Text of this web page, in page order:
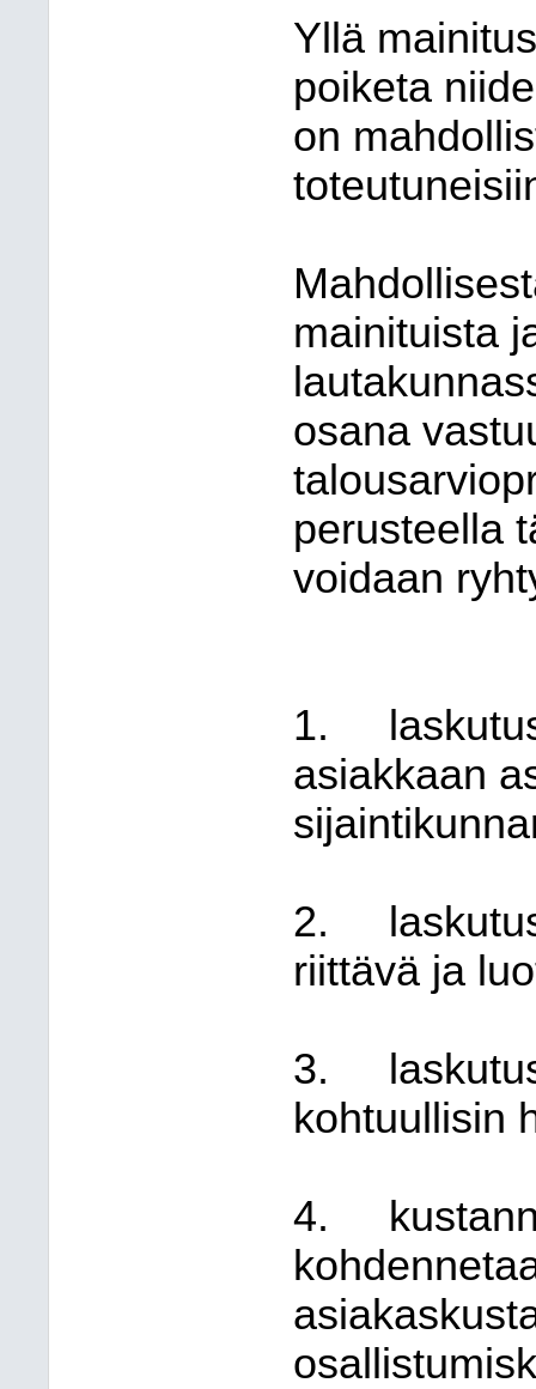
Yllä
poiketa
on
mainituista
osana
perusteella
voidaan
1.
asiakkaan
2.
riittävä ja
3.
kohtuullisin
4.